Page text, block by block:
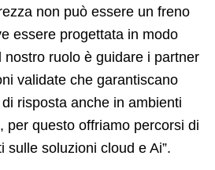
non può essere un freno
essere progettata in modo
nostro ruolo è guidare i partner
validate che garantiscano
risposta anche in ambienti
per questo offriamo percorsi di
sulle soluzioni cloud e Ai”.